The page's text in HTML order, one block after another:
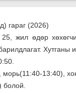
гараг (2026)
жил өдөр
Хутганы
13:40),